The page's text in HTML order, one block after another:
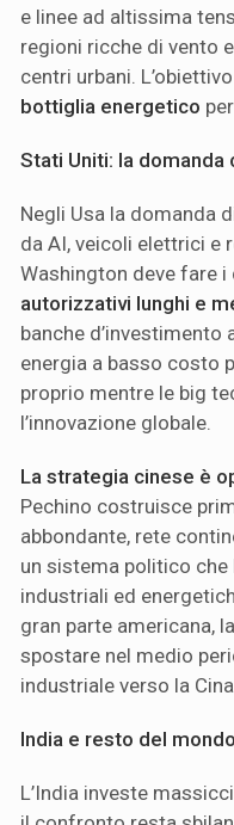
e linee ad altissima
regioni ricche di vento
centri urbani.
bottiglia energetico
Stati Uniti: la domanda
Negli Usa la domanda
da AI, veicoli elettrici e
Washington deve fare i
autorizzativi lunghi e
banche
energia a basso costo
proprio mentre le big
l’innovazione globale.
La strategia cinese è
Pechino costruisce
abbondante, rete
un sistema politico
industriali ed
gran parte americana, la
spostare nel medio
industriale verso la Cina.
India e resto del
L’India investe